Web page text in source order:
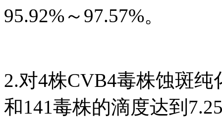
95.92%～97.57%。
2.对4株CVB4毒株蚀斑
和141毒株的滴度达到